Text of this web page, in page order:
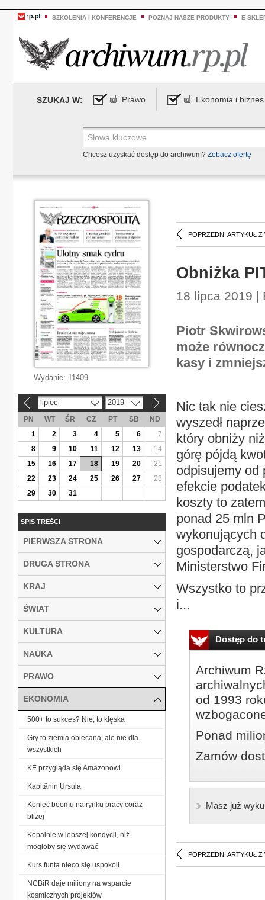
SZKOLENIA I KONFERENCJE POZNAJ NASZE PRODUKTY E-
SZUKAJ W: Prawo Ekonomia i biznes
Chcesz uzyskać dostęp do archiwum? Zobacz ofertę
POPRZEDNI ARTYKUŁ Z
Obniżka
18 lipca 2019 |
Piotr
może
kasy i
Nic tak nie
wyszedł
który obniży
górę pójdą
odpisujemy od
efekcie
koszty to
ponad 25 mln
wykonujących
gospodarczą,
Ministerstwo
Wszystko to
i...
Dostęp do
Archiwum
od 1993
Ponad
Zamów
Masz już
POPRZEDNI ARTYKUŁ Z
Wydanie: 11409
lipiec 2019
PN WT ŚR CZ PT SB
ND
1
2 3 4 5 6
7
8
9 10 11 12 13
14
15
16 17 18 19 20
21
22
23 24 25 26 27
28
29
30 31
SPIS TREŚCI
PIERWSZA STRONA
DRUGA STRONA
KRAJ
ŚWIAT
KULTURA
NAUKA
PRAWO
EKONOMIA
500+ to sukces? Nie, to klęska
Gry to ziemia obiecana, ale nie dla
wszystkich
KE przygląda się Amazonowi
Kapitänin Ursula
Koniec boomu na rynku pracy coraz
bliżej
Kopalnie w lepszej kondycji, niż
mogłoby się wydawać
Kurs funta nieco się uspokoił
NCBiR daje miliony na wsparcie
kosmicznych projektów